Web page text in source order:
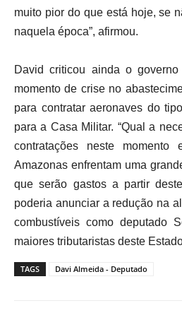
muito pior do que está hoje, se
naquela época”, afirmou.
David criticou ainda o
momento de crise no
para contratar aeronaves do
para a Casa Militar. “Qual a
contratações neste
Amazonas enfrentam uma
que serão gastos a partir
poderia anunciar a redução na
combustíveis como deputado
maiores tributaristas deste
TAGS Davi Almeida - Deputado